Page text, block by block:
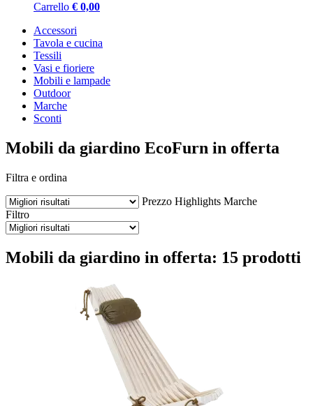
Carrello € 0,00
Accessori
Tavola e cucina
Tessili
Vasi e fioriere
Mobili e lampade
Outdoor
Marche
Sconti
Mobili da giardino EcoFurn in offerta
Filtra e ordina
Prezzo Highlights Marche
Filtro
Mobili da giardino in offerta: 15 prodotti